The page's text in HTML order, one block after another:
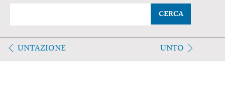
CERCA
UNTAZIONE UNTO